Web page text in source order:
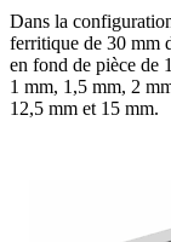
Dans la
ferritique de 30 mm
en fond de pièce de
1 mm, 1,5 mm, 2
12,5 mm et 15 mm.